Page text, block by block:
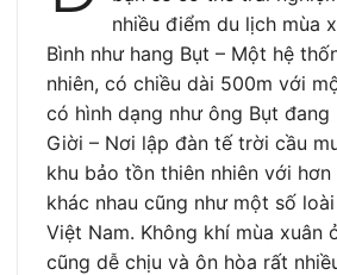
nhiều điểm du lịch mùa
Bình như hang Bụt – Một hệ
nhiên, có chiều dài 500m với
có hình dạng như ông Bụt đang
Giời – Nơi lập đàn tế trời cầu
khu bảo tồn thiên nhiên với
khác nhau cũng như một số
Việt Nam. Không khí mùa xuân
cũng dễ chịu và ôn hòa rất